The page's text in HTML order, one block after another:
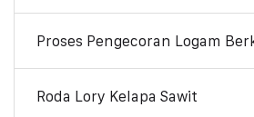
Proses Pengecoran Logam
Roda Lory Kelapa Sawit